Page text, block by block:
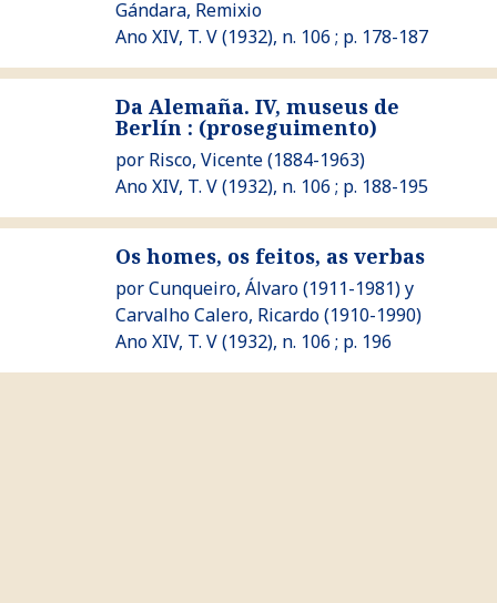
Gándara, Remixio
Ano XIV, T. V (1932), n. 106 ; p. 178-187
Ver Da Alemaña. IV, museus de Berlín : (proseguimento)
Da Alemaña. IV, museus de
Berlín : (proseguimento)
por Risco, Vicente(1884-1963)
Ano XIV, T. V (1932), n. 106 ; p. 188-195
Ver Os homes, os feitos, as verbas
Os homes, os feitos, as verbas
porCunqueiro, Álvaro(1911-1981) y
Carvalho Calero, Ricardo(1910-1990)
Ano XIV, T. V (1932), n. 106 ; p. 196